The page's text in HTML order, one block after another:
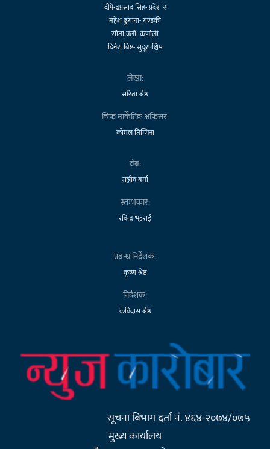
दीपेन्द्रप्रसाद सिंह- प्रदेश २
महेश ढुंगाना- गण्डकी
सीता वली- कर्णाली
दिनेश बिष्ट- सुदूरपश्चिम
लेखा:
सरिता श्रेष्ठ
चिफ मार्केटिङ अफिसर:
कोमल तिम्सिना
वेब:
सञ्जीव बर्मा
स्तम्भकार:
रविन्द्र भट्टराई
प्रबन्ध निर्देशक:
कृष्ण श्रेष्ठ
निर्देशक:
कविदास श्रेष्ठ
सूचना बिभाग दर्ता नं. ४६४-२०७४/०७५
मुख्य कार्यालय